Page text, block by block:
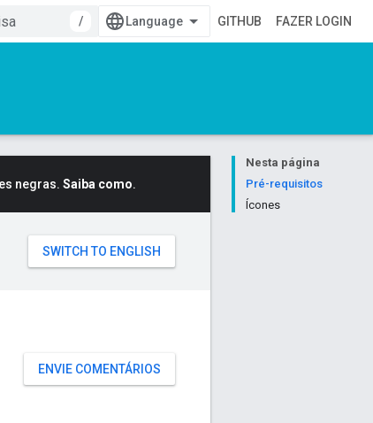
/
GITHUB FAZER LOGIN
Nesta página
Pré-requisitos
Ícones
negras. Saiba como.
ENVIE COMENTÁRIOS